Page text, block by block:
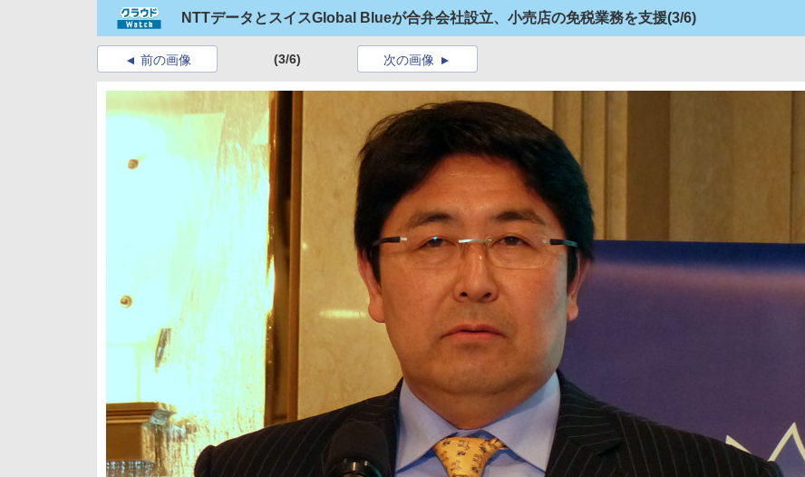
NTTデータとスイスGlobal Blueが合弁会社設立、小売店の免税業務を支援(3/6)
前の画像 (3/6) 次の画像